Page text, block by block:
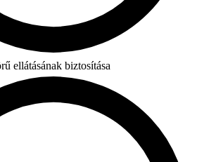
ellátásának biztosítása